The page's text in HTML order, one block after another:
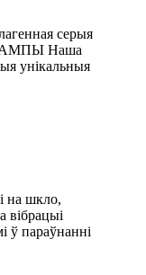
серыя
ЛАМПЫ Наша
унікальныя
на шкло,
вібрацыі
ў параўнанні